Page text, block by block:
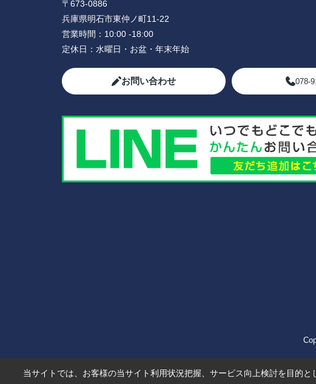
〒673-0886
兵庫県明石市東仲ノ町11-22
営業時間： 10:00 -18:00
定休日： 水曜日・お盆・年末年始
お問い合わせ 078-
当サイトでは、お客様の当サイト利用状況把握、サービス向上検討を目的